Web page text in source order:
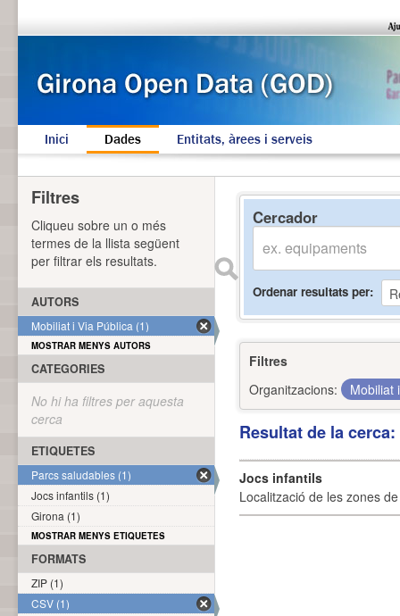
Inici Dades Entitats, àrees i serveis
Cercador
Ordenar resultats per
Filtres
Organitzacions:
Mobiliat
Resultat de la
Jocs infantils
Localització de les zones
Filtres
Cliqueu sobre un o més
termes de la llista següent
per filtrar els resultats.
AUTORS
Mobiliat i Via Pública (1)
MOSTRAR MENYS AUTORS
CATEGORIES
No hi ha filtres per aquesta
cerca
ETIQUETES
Parcs saludables (1)
Jocs infantils (1)
Girona (1)
MOSTRAR MENYS ETIQUETES
FORMATS
ZIP (1)
CSV (1)